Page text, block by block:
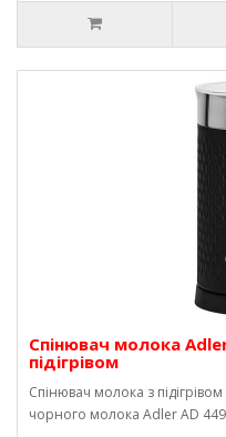
Спінювач молока
підігрівом
Спінювач молока з
чорного молока Adler AD